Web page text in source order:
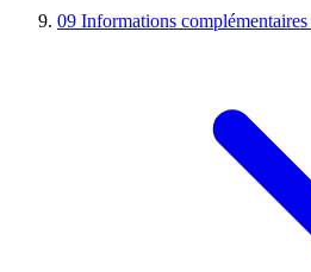
09 Informations complémentaires